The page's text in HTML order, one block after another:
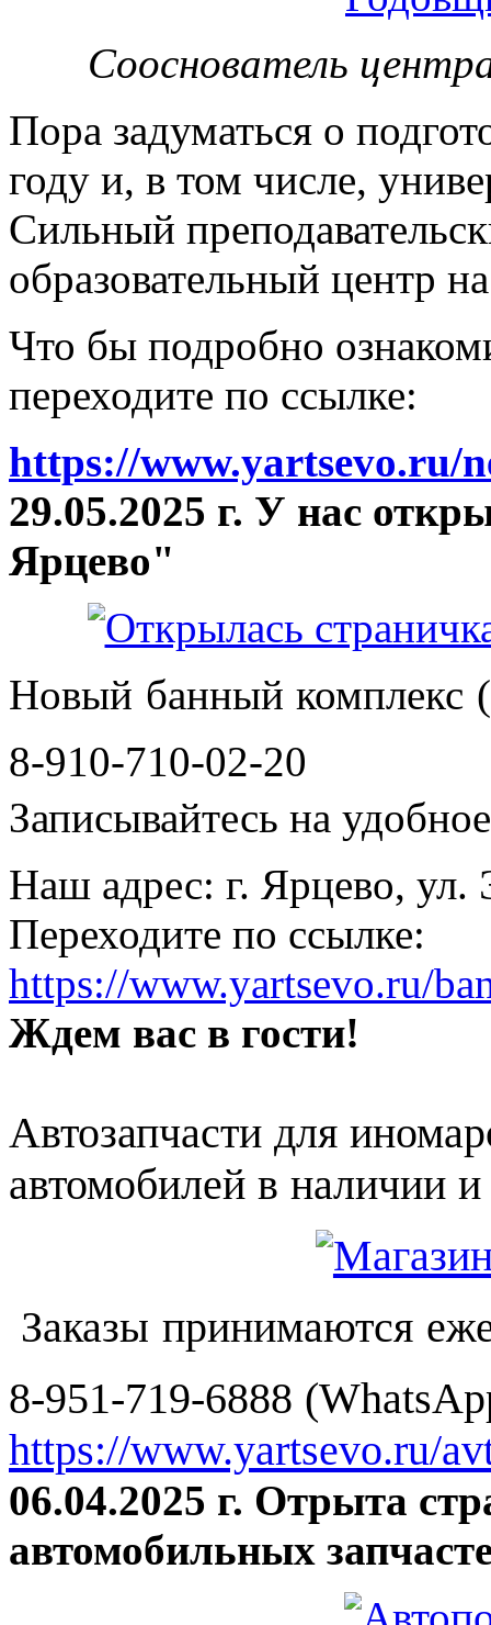
Сооснователь
Пора задуматься о
году и, в том числе,
Сильный
образовательный центр
Что бы подробно
переходите по ссылке:
https://www.yartsevo.ru/
29.05.2025 г. У нас
Ярцево"
Новый банный комплекс
8-910-710-02-20
Записывайтесь на
Наш адрес: г. Ярцево, ул.
Переходите по ссылке:
https://www.yartsevo.ru/
Ждем вас в гости!
Автозапчасти для
автомобилей в наличии и
Заказы принимаются
8-951-719-6888
https://www.yartsevo.ru/
06.04.2025 г. Отрыта
автомобильных